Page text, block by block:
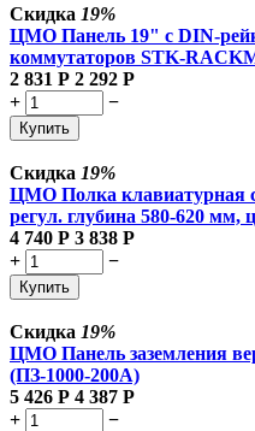
Скидка 19%
ЦМО Панель 19" с DIN-
коммутаторов STK-
2 831 Р 2 292 Р
+
−
Купить
Скидка 19%
ЦМО Полка клавиатурная
регул. глубина 580-620
4 740 Р 3 838 Р
+
−
Купить
Скидка 19%
ЦМО Панель заземления
(ПЗ-1000-200А)
5 426 Р 4 387 Р
+
−